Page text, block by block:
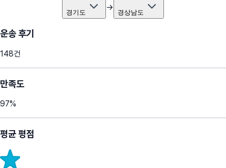
경기도 → 경상남도
운송 후기
148건
만족도
97%
평균 평점